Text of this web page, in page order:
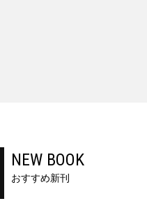
NEW BOOK
おすすめ新刊